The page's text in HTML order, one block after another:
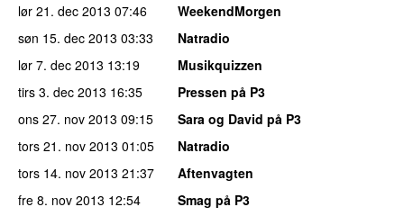
lør 21. dec 2013 07:46
WeekendMorgen
søn 15. dec 2013 03:33
Natradio
lør 7. dec 2013 13:19
Musikquizzen
tirs 3. dec 2013 16:35
Pressen på P3
ons 27. nov 2013 09:15
Sara og David på P3
tors 21. nov 2013 01:05
Natradio
tors 14. nov 2013 21:37
Aftenvagten
fre 8. nov 2013 12:54
Smag på P3